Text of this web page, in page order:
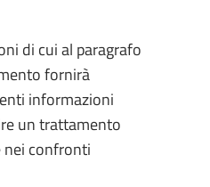
di cui al paragrafo
fornirà
informazioni
un trattamento
nei confronti